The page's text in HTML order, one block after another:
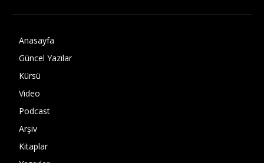
Anasayfa
Güncel Yazılar
Kürsü
Video
Podcast
Arşiv
Kitaplar